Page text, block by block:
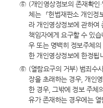
⑤ (개인영상정보의 존재확인
체는 「헌법재판소 개인정
라 개인영상정보에 관하여
책임자에게 요구할 수 있
우 또는 명백히 정보주체의
한 개인영상정보에 한정됩
⑥ (열람요구의 거부) 범죄수
장을 초래하는 경우, 개인
한 경우, 그밖에 정보 주체
유가 존재하는 경우에는